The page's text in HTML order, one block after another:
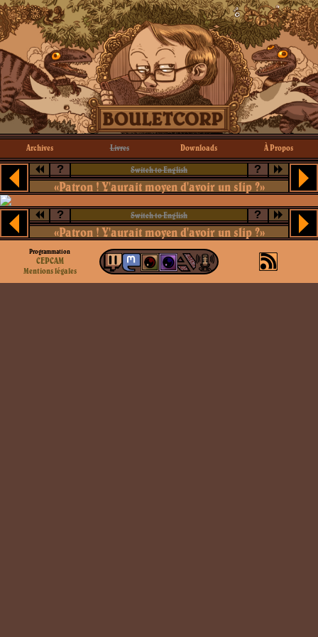
Archives Livres Downloads À Propos
? Switch to English ?
«Patron ! Y'aurait moyen d'avoir un slip ?»
? Switch to English ?
«Patron ! Y'aurait moyen d'avoir un slip ?»
Programmation
CEPCAM
Mentions légales